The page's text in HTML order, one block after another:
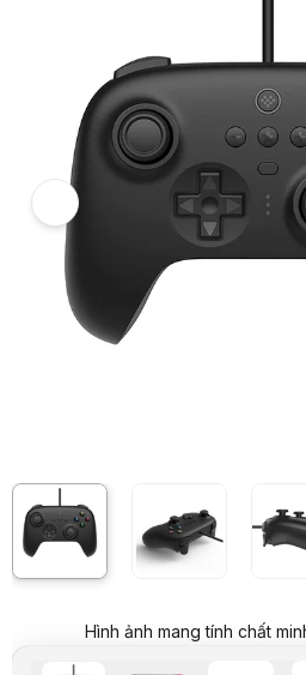
Hình ảnh và video sản phẩm
Tay cầm chơi game 8BitDo Ultimate
Ảnh thực tế từ khách hàng
Ảnh thực tế từ khách hàng
Giá niêm yết:
999.000 VND
Giá khuyến mại:
549.000 VND
Tiết
Giá mua online:
499.000 VND
Tiết
Giá mua trả góp (6 tháng):83.167
Trả góp qua thẻ VISA (12 tháng):
Giá đã bao gồm VAT
Mã sản phẩm:
GPBD0045
12 Tháng
Chuẩn kết nối: Dây USB
Tương thích: Windows/Android/
Nút chuyển đổi Cấu hình tùy chỉnh,
Tùy chỉnh remap nút, điều chỉnh
Hai nút phụ có thể tuỳ chỉnh bổ sung
Tên sản phẩm
Tay cầm chơi
Thương hiệu
Hình ảnh mang tính chất